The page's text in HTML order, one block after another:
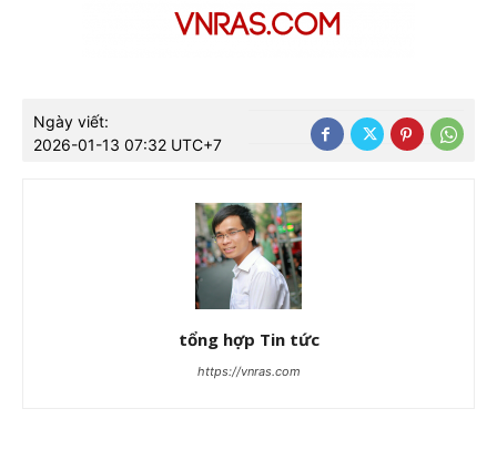
Ngày viết:
2026-01-13 07:32 UTC+7
tổng hợp Tin tức
https://vnras.com